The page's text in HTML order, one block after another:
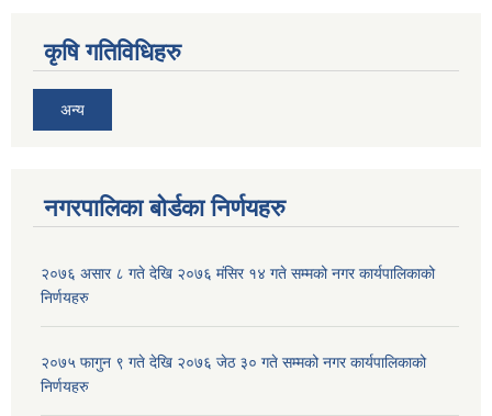
कृषि गतिविधिहरु
अन्य
नगरपालिका बोर्डका निर्णयहरु
२०७६ असार ८ गते देखि २०७६ मंसिर १४ गते सम्मको नगर कार्यपालिकाको
निर्णयहरु
२०७५ फागुन ९ गते देखि २०७६ जेठ ३० गते सम्मको नगर कार्यपालिकाको
निर्णयहरु